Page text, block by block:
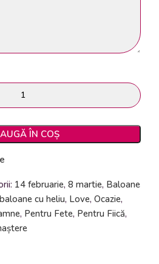
ÎN COȘ
14 februarie, 8 martie, Baloane
cu heliu, Love, Ocazie,
, Pentru Fete, Pentru Fiică,